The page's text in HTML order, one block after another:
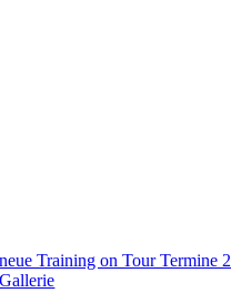
neue Training on Tour Termine
Gallerie